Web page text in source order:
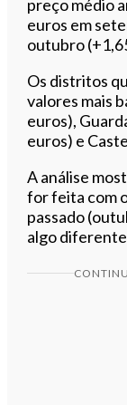
preço médio
euros em
outubro
Os distritos
valores mais
euros),
euros) e
A análise
for feita com
passado
algo